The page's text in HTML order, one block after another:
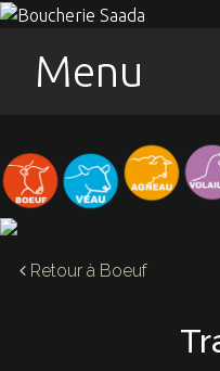
Menu
Retour à Boeuf